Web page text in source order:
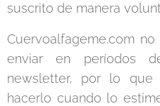
suscrito de manera
Cuervoalfageme.com
enviar en períodos
newsletter, por lo
hacerlo cuando lo